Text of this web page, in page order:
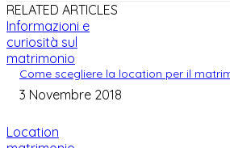
RELATED ARTICLES
Informazioni e
curiosità sul
matrimonio
Come scegliere la location per il
3 Novembre 2018
Location